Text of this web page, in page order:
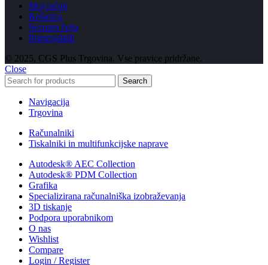
Moj račun
Košarica
Seznam želja
Primerjalnik
© 2025, CGS Plus Trgovina. Vse pravice pridržane.
Close
Search
Navigacija
Trgovina
Računalniki
Tiskalniki in multifunkcijske naprave
Autodesk® AEC Collection
Autodesk® PDM Collection
Grafika
Specializirana računalniška izobraževanja
3D tiskanje
Podpora uporabnikom
O nas
Wishlist
Compare
Login / Register